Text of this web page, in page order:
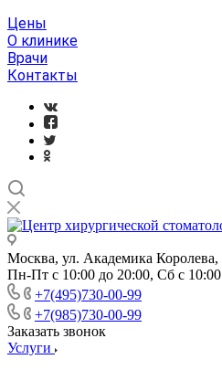
Цены
О клинике
Врачи
Контакты
Москва, ул. Академика
Пн-Пт с 10:00 до 20:00, Сб с
+7(495)730-00-99
+7(985)730-00-99
Заказать звонок
Услуги